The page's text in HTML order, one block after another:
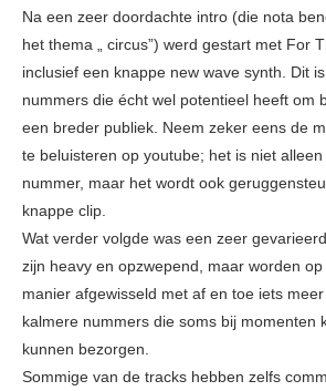
Na een zeer doordachte intro (die nota
het thema „ circus”) werd gestart met For
inclusief een knappe new wave synth. Dit
nummers die écht wel potentieel heeft om
een breder publiek. Neem zeker eens de
te beluisteren op youtube; het is niet
nummer, maar het wordt ook
knappe clip.
Wat verder volgde was een zeer
zijn heavy en opzwepend, maar worden
manier afgewisseld met af en toe iets
kalmere nummers die soms bij momenten
kunnen bezorgen.
Sommige van de tracks hebben zelfs